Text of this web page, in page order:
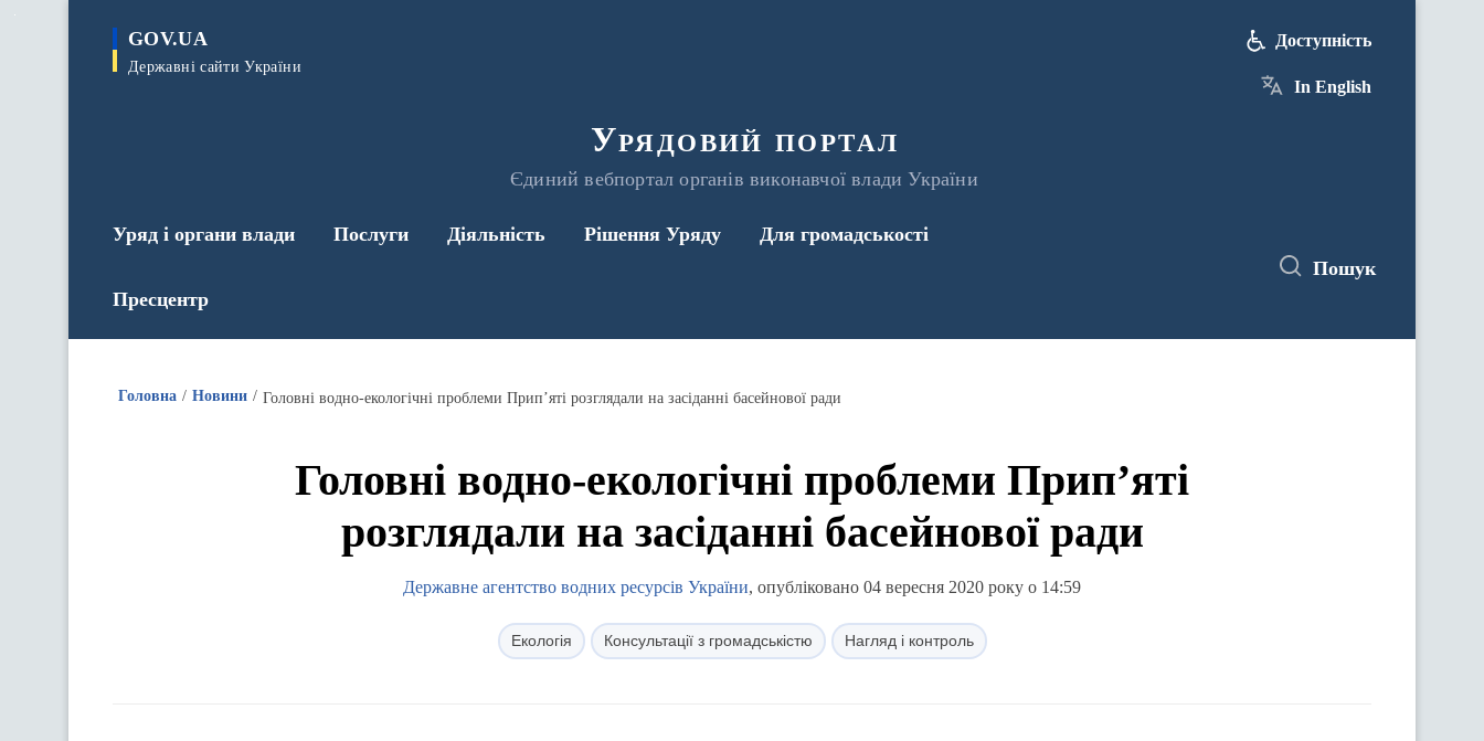
GOV.UA
Державні сайти України
Урядовий портал
Єдиний вебпортал органів виконавчої влади України
Доступність
In English
Уряд і органи влади Послуги Діяльність Рішення Уряду Для громадськості
Пресцентр
Пошук
Головна Новини Головні водно-екологічні проблеми Прип’яті розглядали на засіданні басейнової ради
Головні водно-екологічні проблеми Прип’яті
розглядали на засіданні басейнової ради
Державне агентство водних ресурсів України, опубліковано 04 вересня 2020 року о 14:59
Екологія Консультації з громадськістю Нагляд і контроль